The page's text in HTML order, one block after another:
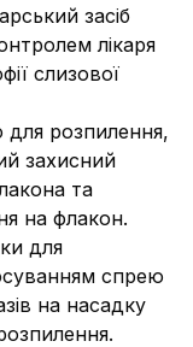
засіб
лікаря
слизової
для розпилення,
захисний
та
на флакон.
для
спрею
на насадку